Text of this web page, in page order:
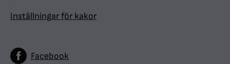
Inställningar för kakor
Facebook